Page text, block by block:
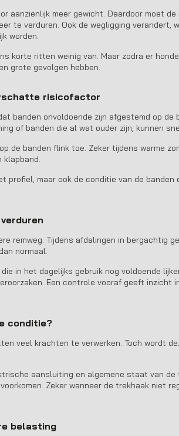
aanzienlijk meer gewicht. Daardoor moet
te verduren. Ook de wegligging verandert,
worden.
korte ritten weinig van. Maar zodra er
grote gevolgen hebben.
risicofactor
banden onvoldoende zijn afgestemd op
of banden die al wat ouder zijn, kunnen
de banden flink toe. Zeker tijdens warme
klapband.
profiel, maar ook de conditie van de banden
remweg. Tijdens afdalingen in bergachtig
normaal.
in het dagelijks gebruik nog voldoende
Een controle vooraf geeft inzicht
conditie?
veel krachten te verwerken. Toch wordt
aansluiting en algemene staat van
Zeker wanneer de trekhaak niet
belasting